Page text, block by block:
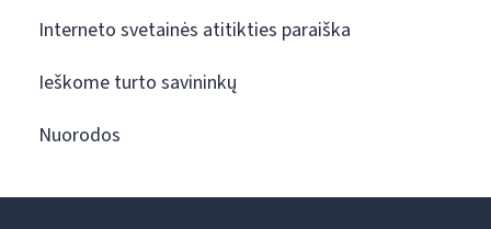
Interneto svetainės atitikties paraiška
Ieškome turto savininkų
Nuorodos